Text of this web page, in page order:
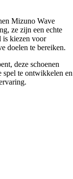
Mizuno Wave
ze zijn een echte
is kiezen voor
doelen te bereiken.
deze schoenen
spel te ontwikkelen en